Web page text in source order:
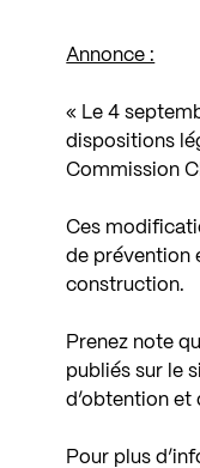
Annonce :
« Le 4
dispositions
Commission
Ces
de prévention
construction.
Prenez note
publiés sur le
d’obtention et
Pour plus